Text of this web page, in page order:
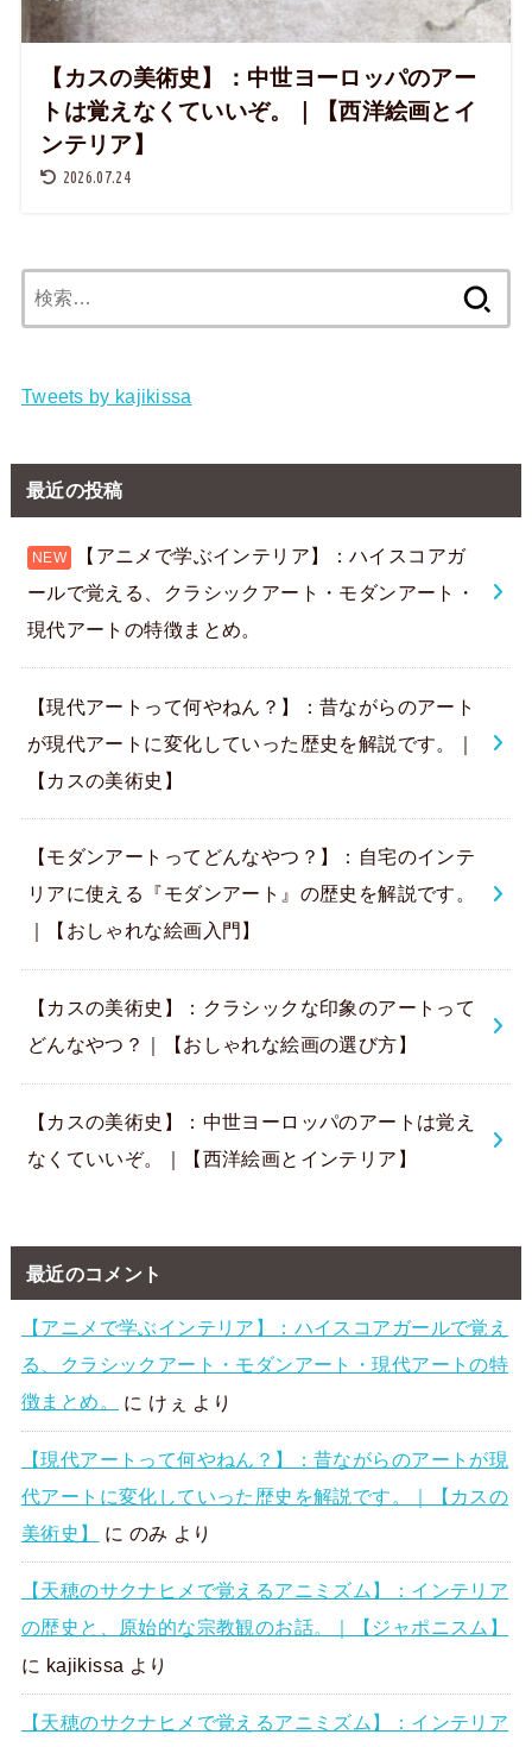
【カスの美術史】：中世ヨーロッパのアー
トは覚えなくていいぞ。｜【西洋絵画とイ
ンテリア】
2026.07.24
索:
Tweets by kajikissa
最近の投稿
【アニメで学ぶインテリア】：ハイスコアガ
ールで覚える、クラシックアート・モダンアート・
現代アートの特徴まとめ。
【現代アートって何やねん？】：昔ながらのアート
が現代アートに変化していった歴史を解説です。｜
【カスの美術史】
【モダンアートってどんなやつ？】：自宅のインテ
リアに使える『モダンアート』の歴史を解説です。
｜【おしゃれな絵画入門】
【カスの美術史】：クラシックな印象のアートって
どんなやつ？｜【おしゃれな絵画の選び方】
【カスの美術史】：中世ヨーロッパのアートは覚え
なくていいぞ。｜【西洋絵画とインテリア】
最近のコメント
【アニメで学ぶインテリア】：ハイスコアガールで覚え
る、クラシックアート・モダンアート・現代アートの特
徴まとめ。
に けぇ より
【現代アートって何やねん？】：昔ながらのアートが現
代アートに変化していった歴史を解説です。｜【カスの
美術史】
に のみ より
【天穂のサクナヒメで覚えるアニミズム】：インテリア
の歴史と、原始的な宗教観のお話。｜【ジャポニスム】
に kajikissa より
【天穂のサクナヒメで覚えるアニミズム】：インテリア